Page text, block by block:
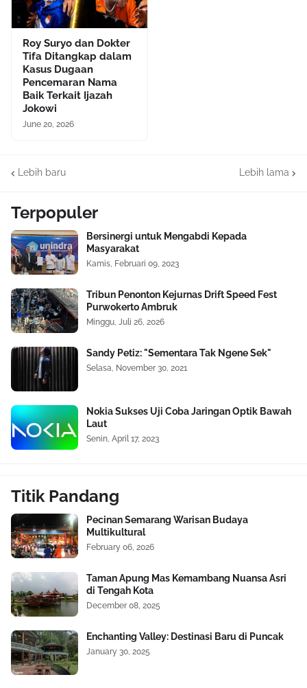
Roy Suryo dan Dokter
Tifa Ditangkap dalam
Kasus Dugaan
Pencemaran Nama
Baik Terkait Ijazah
Jokowi
June 20, 2026
Lebih baru Lebih lama
Terpopuler
Bersinergi untuk Mengabdi Kepada
Masyarakat
Kamis, Februari 09, 2023
Tribun Penonton Kejurnas Drift Speed Fest
Purwokerto Ambruk
Minggu, Juli 26, 2026
Sandy Petiz: "Sementara Tak Ngene Sek"
Selasa, November 30, 2021
Nokia Sukses Uji Coba Jaringan Optik Bawah
Laut
Senin, April 17, 2023
Titik Pandang
Pecinan Semarang Warisan Budaya
Multikultural
February 06, 2026
Taman Apung Mas Kemambang Nuansa Asri
di Tengah Kota
December 08, 2025
Enchanting Valley: Destinasi Baru di Puncak
January 30, 2025